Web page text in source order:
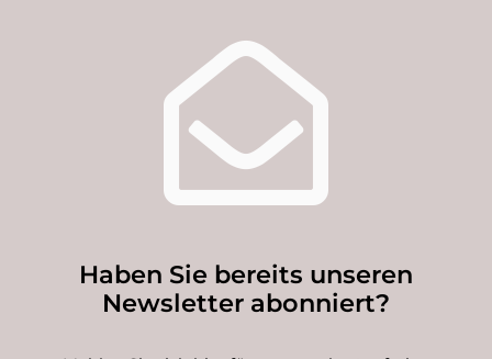
Haben Sie bereits unseren
Newsletter abonniert?